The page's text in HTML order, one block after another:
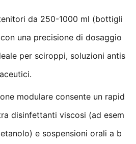
da 250-1000 ml (bottigli
una precisione di dosaggio
per sciroppi, soluzioni antis
modulare consente un rapid
disinfettanti viscosi (ad esem
e sospensioni orali a b